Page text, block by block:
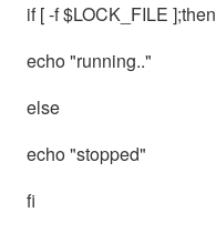
if [ -f $LOCK_FILE ];then
echo "running.."
else
echo "stopped"
fi